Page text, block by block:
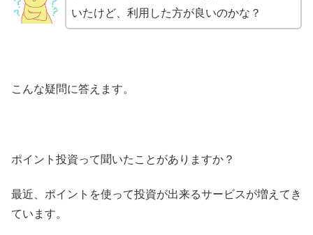
いたけど、利用した方が良いのかな？
こんな疑問に答えます。
ポイント投資って聞いたことがありますか？
最近、ポイントを使って投資が出来るサービスが増えてき
ています。